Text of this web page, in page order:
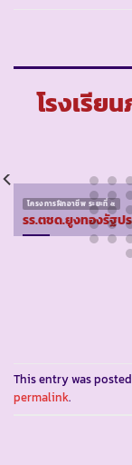
โรงเรีย
โครงการฝึกอาชีพ ระยะที่ ๕
รร.ตชด.ยูงทองรัฐป
This entry was
permalink.